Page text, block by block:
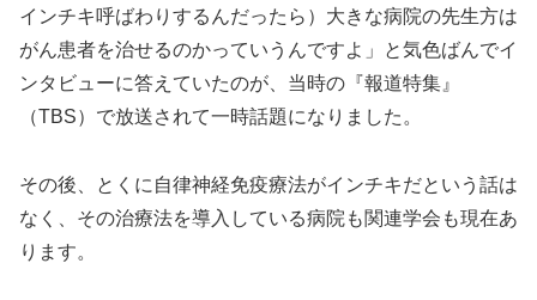
インチキ呼ばわりするんだったら）大きな病院の先生方は
がん患者を治せるのかっていうんですよ」と気色ばんでイ
ンタビューに答えていたのが、当時の『報道特集』
（TBS）で放送されて一時話題になりました。
その後、とくに自律神経免疫療法がインチキだという話は
なく、その治療法を導入している病院も関連学会も現在あ
ります。